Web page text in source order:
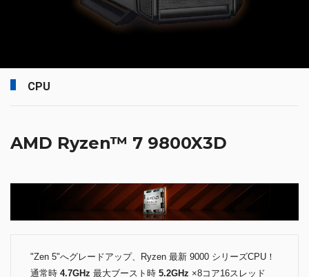
CPU
AMD Ryzen™ 7 9800X3D
"Zen 5"へグレードアップ、Ryzen 最新 9000 シリーズCPU！
通常時 4.7GHz 最大ブースト時 5.2GHz ×8コア16スレッド